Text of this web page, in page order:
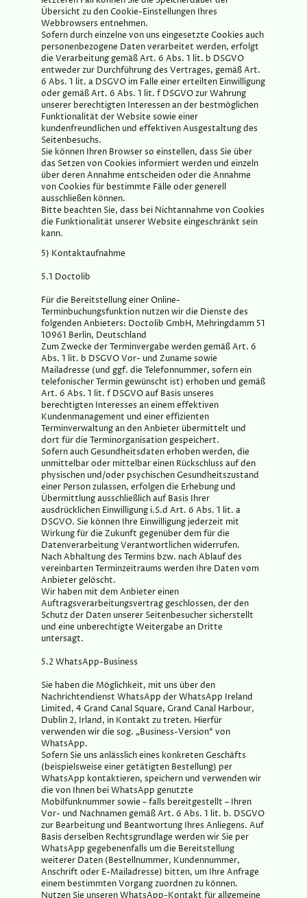
Übersicht zu den Cookie-Einstellungen Ihres
Webbrowsers entnehmen.
Sofern durch einzelne von uns eingesetzte Cookies auch
personenbezogene Daten verarbeitet werden, erfolgt
die Verarbeitung gemäß Art. 6 Abs. 1 lit. b DSGVO
entweder zur Durchführung des Vertrages, gemäß Art.
6 Abs. 1 lit. a DSGVO im Falle einer erteilten Einwilligung
oder gemäß Art. 6 Abs. 1 lit. f DSGVO zur Wahrung
unserer berechtigten Interessen an der bestmöglichen
Funktionalität der Website sowie einer
kundenfreundlichen und effektiven Ausgestaltung des
Seitenbesuchs.
Sie können Ihren Browser so einstellen, dass Sie über
das Setzen von Cookies informiert werden und einzeln
über deren Annahme entscheiden oder die Annahme
von Cookies für bestimmte Fälle oder generell
ausschließen können.
Bitte beachten Sie, dass bei Nichtannahme von Cookies
die Funktionalität unserer Website eingeschränkt sein
kann.
5) Kontaktaufnahme
5.1 Doctolib
Für die Bereitstellung einer Online-
Terminbuchungsfunktion nutzen wir die Dienste des
folgenden Anbieters: Doctolib GmbH, Mehringdamm 51
10961 Berlin, Deutschland
Zum Zwecke der Terminvergabe werden gemäß Art. 6
Abs. 1 lit. b DSGVO Vor- und Zuname sowie
Mailadresse (und ggf. die Telefonnummer, sofern ein
telefonischer Termin gewünscht ist) erhoben und gemäß
Art. 6 Abs. 1 lit. f DSGVO auf Basis unseres
berechtigten Interesses an einem effektiven
Kundenmanagement und einer effizienten
Terminverwaltung an den Anbieter übermittelt und
dort für die Terminorganisation gespeichert.
Sofern auch Gesundheitsdaten erhoben werden, die
unmittelbar oder mittelbar einen Rückschluss auf den
physischen und/oder psychischen Gesundheitszustand
einer Person zulassen, erfolgen die Erhebung und
Übermittlung ausschließlich auf Basis Ihrer
ausdrücklichen Einwilligung i.S.d Art. 6 Abs. 1 lit. a
DSGVO. Sie können Ihre Einwilligung jederzeit mit
Wirkung für die Zukunft gegenüber dem für die
Datenverarbeitung Verantwortlichen widerrufen.
Nach Abhaltung des Termins bzw. nach Ablauf des
vereinbarten Terminzeitraums werden Ihre Daten vom
Anbieter gelöscht.
Wir haben mit dem Anbieter einen
Auftragsverarbeitungsvertrag geschlossen, der den
Schutz der Daten unserer Seitenbesucher sicherstellt
und eine unberechtigte Weitergabe an Dritte
untersagt.
5.2 WhatsApp-Business
Sie haben die Möglichkeit, mit uns über den
Nachrichtendienst WhatsApp der WhatsApp Ireland
Limited, 4 Grand Canal Square, Grand Canal Harbour,
Dublin 2, Irland, in Kontakt zu treten. Hierfür
verwenden wir die sog. „Business-Version“ von
WhatsApp.
Sofern Sie uns anlässlich eines konkreten Geschäfts
(beispielsweise einer getätigten Bestellung) per
WhatsApp kontaktieren, speichern und verwenden wir
die von Ihnen bei WhatsApp genutzte
Mobilfunknummer sowie – falls bereitgestellt – Ihren
Vor- und Nachnamen gemäß Art. 6 Abs. 1 lit. b. DSGVO
zur Bearbeitung und Beantwortung Ihres Anliegens. Auf
Basis derselben Rechtsgrundlage werden wir Sie per
WhatsApp gegebenenfalls um die Bereitstellung
weiterer Daten (Bestellnummer, Kundennummer,
Anschrift oder E-Mailadresse) bitten, um Ihre Anfrage
einem bestimmten Vorgang zuordnen zu können.